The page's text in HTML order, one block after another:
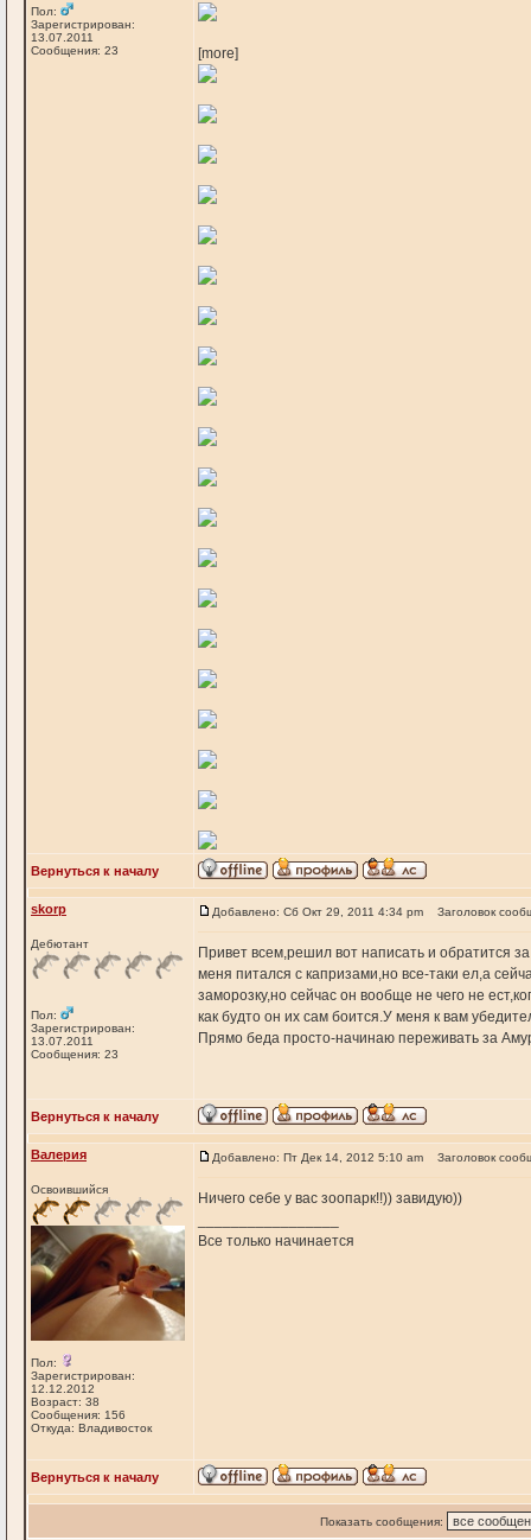
Пол:
Зарегистрирован:
13.07.2011
Сообщения: 23
[more]
Вернуться к началу
skorp
Дебютант
Пол:
Зарегистрирован:
13.07.2011
Сообщения: 23
Добавлено: Сб Окт 29, 2011 4:34 pm Заголовок
Привет всем,решил вот написать и обратится
меня питался с капризами,но все-таки ел,а
заморозку,но сейчас он вообще не чего не
как будто он их сам боится.У меня к вам
Прямо беда просто-начинаю переживать за
Вернуться к началу
Валерия
Освоившийся
Пол:
Зарегистрирован:
12.12.2012
Возраст: 38
Сообщения: 156
Откуда: Владивосток
Добавлено: Пт Дек 14, 2012 5:10 am Заголовок
Ничего себе у вас зоопарк!!)) завидую))
Все только начинается
Вернуться к началу
Показать сообщения: